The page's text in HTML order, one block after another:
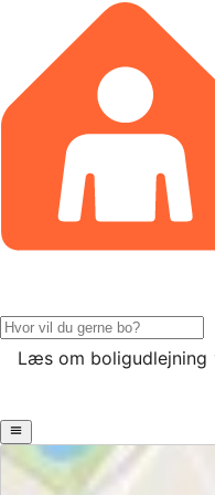
Læs om boligudlejning